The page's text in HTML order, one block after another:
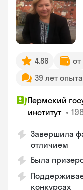
4.86
39 лет опыта
Пермский
институт •
Завершила
отличием
Была
конкурсах